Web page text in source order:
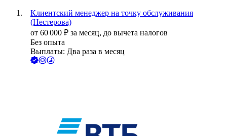
Клиентский менеджер на точку обслуживания
(Нестерова)
от 60 000 ₽ за месяц, до вычета налогов
Без опыта
Выплаты: Два раза в месяц